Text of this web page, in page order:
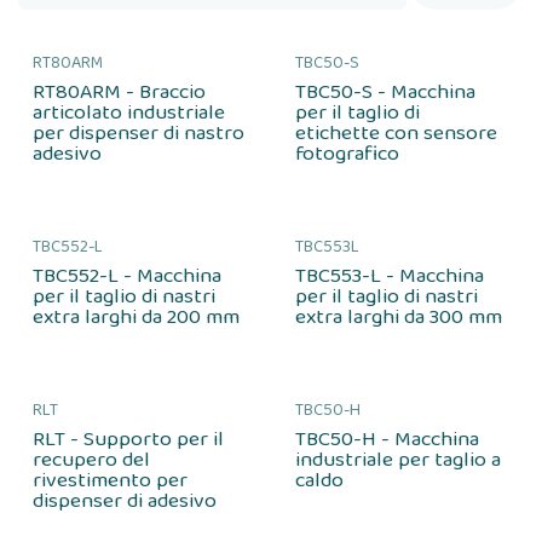
RT80ARM
RT80ARM - Braccio
articolato industriale
per dispenser di nastro
adesivo
TBC50-S
TBC50-S - Macchina
per il taglio di
etichette con sensore
fotografico
TBC552-L
TBC552-L - Macchina
per il taglio di nastri
extra larghi da 200 mm
TBC553L
TBC553-L - Macchina
per il taglio di nastri
extra larghi da 300 mm
RLT
RLT - Supporto per il
recupero del
rivestimento per
dispenser di adesivo
TBC50-H
TBC50-H - Macchina
industriale per taglio a
caldo